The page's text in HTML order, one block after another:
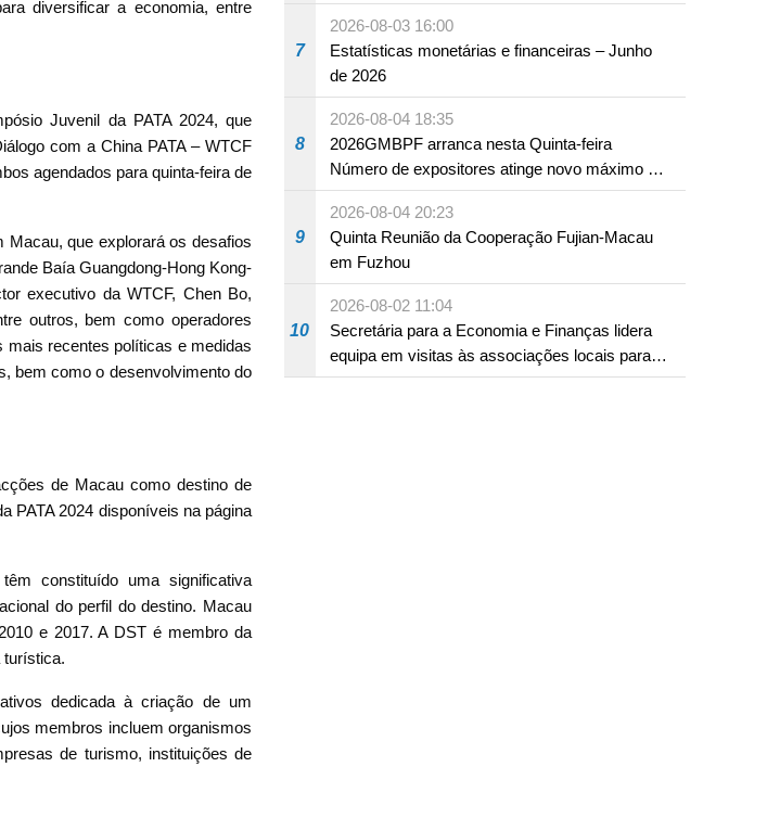
diversificar a economia, entre
Juvenil da PATA 2024, que
com a China PATA – WTCF
agendados para quinta-feira de
que explorará os desafios
Baía Guangdong-Hong Kong-
executivo da WTCF, Chen Bo,
outros, bem como operadores
recentes políticas e medidas
bem como o desenvolvimento do
de Macau como destino de
PATA 2024 disponíveis na página
constituído uma significativa
do perfil do destino. Macau
e 2017. A DST é membro da
turística.
dedicada à criação de um
membros incluem organismos
de turismo, instituições de
em Fuzhou
7
2026-08-03 16:00
Estatísticas monetárias e financeiras – Junho
de 2026
8
2026-08-04 18:35
2026GMBPF arranca nesta Quinta-feira
Número de expositores atinge novo máximo em
18 anos
9
2026-08-04 20:23
Quinta Reunião da Cooperação Fujian-Macau
em Fuzhou
10
2026-08-02 11:04
Secretária para a Economia e Finanças lidera
equipa em visitas às associações locais para
consolidar consensos e promover os trabalhos